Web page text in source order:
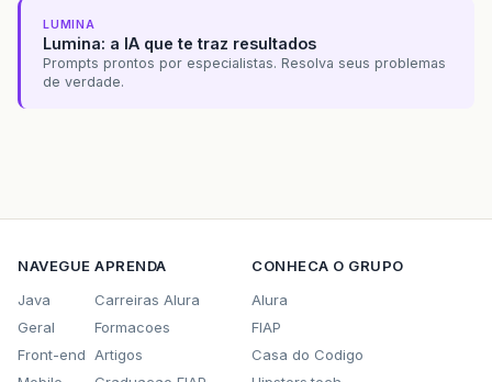
LUMINA
Lumina: a IA que te traz resultados
Prompts prontos por especialistas. Resolva seus problemas
de verdade.
NAVEGUE
Java
Geral
Front-end
APRENDA
Carreiras Alura
Formacoes
Artigos
CONHECA O GRUPO
Alura
FIAP
Casa do Codigo